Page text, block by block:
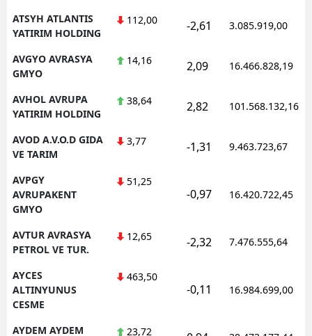
ATSYH ATLANTIS
YATIRIM HOLDING
112,00 -2,61 3.085.919,00
AVGYO AVRASYA
GMYO
14,16 2,09 16.466.828,19
AVHOL AVRUPA
YATIRIM HOLDING
38,64 2,82 101.568.132,16
AVOD A.V.O.D GIDA
VE TARIM
3,77 -1,31 9.463.723,67
AVPGY
AVRUPAKENT
GMYO
51,25
-0,97 16.420.722,45
AVTUR AVRASYA
PETROL VE TUR.
12,65 -2,32 7.476.555,64
AYCES
ALTINYUNUS
CESME
463,50
-0,11 16.984.699,00
AYDEM AYDEM 23,72